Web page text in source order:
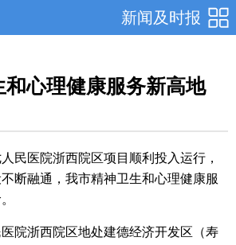
新闻及时报
心理健康服务新高地
民医院浙西院区项目顺利投入运行，
断融通，我市精神卫生和心理健康服
院浙西院区地处建德经济开发区（寿